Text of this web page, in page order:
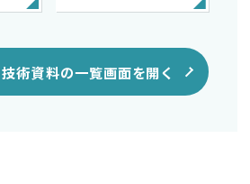
技術資料の一覧画面を開く